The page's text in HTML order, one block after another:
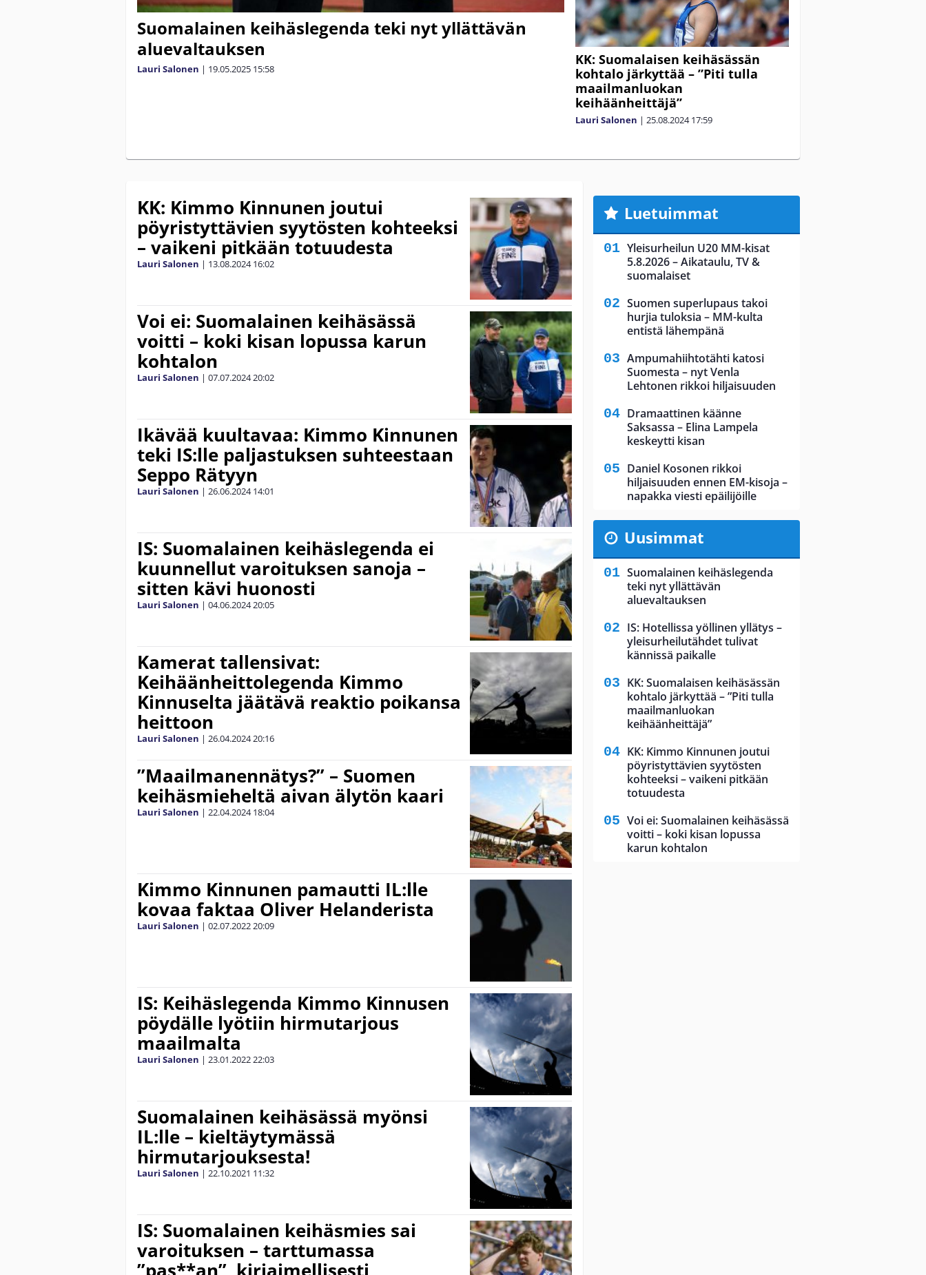
Suomalainen keihäslegenda teki nyt yllättävän
aluevaltauksen
Lauri Salonen | 19.05.2025 15:58
KK: Suomalaisen keihäsässän
kohtalo järkyttää – ”Piti tulla
maailmanluokan
keihäänheittäjä”
Lauri Salonen | 25.08.2024 17:59
KK: Kimmo Kinnunen joutui
pöyristyttävien syytösten kohteeksi
– vaikeni pitkään totuudesta
Lauri Salonen | 13.08.2024 16:02
Voi ei: Suomalainen keihäsässä
voitti – koki kisan lopussa karun
kohtalon
Lauri Salonen | 07.07.202420:02
Ikävää kuultavaa: Kimmo Kinnunen
teki IS:lle paljastuksen suhteestaan
Seppo Rätyyn
Lauri Salonen | 26.06.2024 14:01
IS: Suomalainen keihäslegenda ei
kuunnellut varoituksen sanoja –
sitten kävi huonosti
Lauri Salonen | 04.06.202420:05
Kamerat tallensivat:
Keihäänheittolegenda Kimmo
Kinnuselta jäätävä reaktio poikansa
heittoon
Lauri Salonen | 26.04.202420:16
”Maailmanennätys?” – Suomen
keihäsmieheltä aivan älytön kaari
Lauri Salonen | 22.04.2024 18:04
Kimmo Kinnunen pamautti IL:lle
kovaa faktaa Oliver Helanderista
Lauri Salonen | 02.07.202220:09
IS: Keihäslegenda Kimmo Kinnusen
pöydälle lyötiin hirmutarjous
maailmalta
Lauri Salonen | 23.01.202222:03
Suomalainen keihäsässä myönsi
IL:lle – kieltäytymässä
hirmutarjouksesta!
Lauri Salonen | 22.10.2021 11:32
IS: Suomalainen keihäsmies sai
varoituksen – tarttumassa
Luetuimmat
Yleisurheilun U20 MM-kisat
5.8.2026 – Aikataulu, TV &
suomalaiset
Suomen superlupaus takoi
hurjia tuloksia – MM-kulta
entistä lähempänä
Ampumahiihtotähti katosi
Suomesta – nyt Venla
Lehtonen rikkoi hiljaisuuden
Dramaattinen käänne
Saksassa – Elina Lampela
keskeytti kisan
Daniel Kosonen rikkoi
hiljaisuuden ennen EM-kisoja –
napakka viesti epäilijöille
Uusimmat
Suomalainen keihäslegenda
teki nyt yllättävän
aluevaltauksen
IS: Hotellissa yöllinen yllätys –
yleisurheilutähdet tulivat
kännissä paikalle
KK: Suomalaisen keihäsässän
kohtalo järkyttää – ”Piti tulla
maailmanluokan
keihäänheittäjä”
KK: Kimmo Kinnunen joutui
pöyristyttävien syytösten
kohteeksi – vaikeni pitkään
totuudesta
Voi ei: Suomalainen keihäsässä
voitti – koki kisan lopussa
karun kohtalon